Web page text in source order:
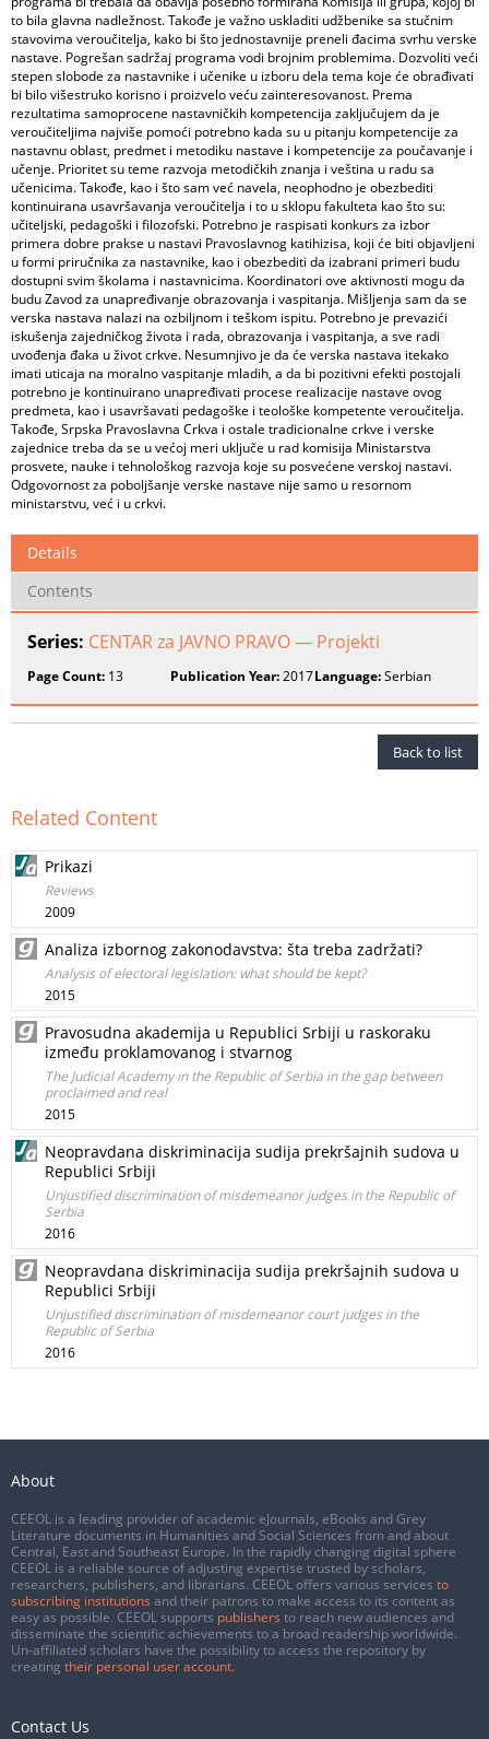
to bila glavna nadležnost. Takođe je važno uskladiti udžbenike sa stučnim
stavovima veroučitelja, kako bi što jednostavnije preneli đacima svrhu verske
nastave. Pogrešan sadržaj programa vodi brojnim problemima. Dozvoliti veći
stepen slobode za nastavnike i učenike u izboru dela tema koje će obrađivati
bi bilo višestruko korisno i proizvelo veću zainteresovanost. Prema
rezultatima samoprocene nastavničkih kompetencija zaključujem da je
veroučiteljima najviše pomoći potrebno kada su u pitanju kompetencije za
nastavnu oblast, predmet i metodiku nastave i kompetencije za poučavanje i
učenje. Prioritet su teme razvoja metodičkih znanja i veština u radu sa
učenicima. Takođe, kao i što sam već navela, neophodno je obezbediti
kontinuirana usavršavanja veroučitelja i to u sklopu fakulteta kao što su:
učiteljski, pedagoški i filozofski. Potrebno je raspisati konkurs za izbor
primera dobre prakse u nastavi Pravoslavnog katihizisa, koji će biti objavljeni
u formi priručnika za nastavnike, kao i obezbediti da izabrani primeri budu
dostupni svim školama i nastavnicima. Koordinatori ove aktivnosti mogu da
budu Zavod za unapređivanje obrazovanja i vaspitanja. Mišljenja sam da se
verska nastava nalazi na ozbiljnom i teškom ispitu. Potrebno je prevazići
iskušenja zajedničkog života i rada, obrazovanja i vaspitanja, a sve radi
uvođenja đaka u život crkve. Nesumnjivo je da će verska nastava itekako
imati uticaja na moralno vaspitanje mladih, a da bi pozitivni efekti postojali
potrebno je kontinuirano unapređivati procese realizacije nastave ovog
predmeta, kao i usavršavati pedagoške i teološke kompetente veroučitelja.
Takođe, Srpska Pravoslavna Crkva i ostale tradicionalne crkve i verske
zajednice treba da se u većoj meri uključe u rad komisija Ministarstva
prosvete, nauke i tehnološkog razvoja koje su posvećene verskoj nastavi.
Odgovornost za poboljšanje verske nastave nije samo u resornom
ministarstvu, već i u crkvi.
Details
Contents
Series: CENTAR za JAVNO PRAVO — Projekti
Page Count: 13 Publication Year:2017Language:Serbian
Back to list
Related Content
Prikazi
Reviews
2009
Analiza izbornog zakonodavstva: šta treba zadržati?
Analysis of electoral legislation: what should be kept?
2015
Pravosudna akademija u Republici Srbiji u raskoraku
između proklamovanog i stvarnog
The Judicial Academy in the Republic of Serbia in the gap between
proclaimed and real
2015
Neopravdana diskriminacija sudija prekršajnih sudova u
Republici Srbiji
Unjustified discrimination of misdemeanor judges in the Republic of
Serbia
2016
Neopravdana diskriminacija sudija prekršajnih sudova u
Republici Srbiji
Unjustified discrimination of misdemeanor court judges in the
Republic of Serbia
2016
About
CEEOL is a leading provider of academic eJournals, eBooks and Grey
Literature documents in Humanities and Social Sciences from and about
Central, East and Southeast Europe. In the rapidly changing digital sphere
CEEOL is a reliable source of adjusting expertise trusted by scholars,
researchers, publishers, and librarians. CEEOL offers various services to
subscribing institutions and their patrons to make access to its content as
easy as possible. CEEOL supports publishers to reach new audiences and
disseminate the scientific achievements to a broad readership worldwide.
Un-affiliated scholars have the possibility to access the repository by
creating their personal user account.
Contact Us